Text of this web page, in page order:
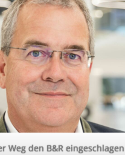
Weg den B&R eingeschlagen